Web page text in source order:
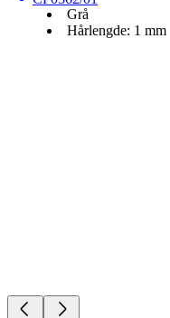
Grå
Hårlengde: 1 mm